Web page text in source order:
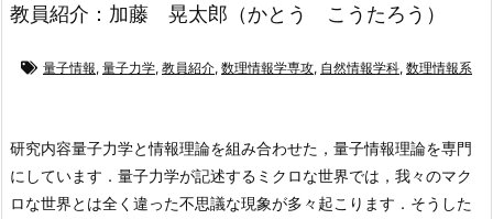
教員紹介：加藤 晃太郎（かとう こうたろう）
量子情報, 量子力学, 教員紹介, 数理情報学専攻, 自然情報学科, 数理情報系
研究内容量子力学と情報理論を組み合わせた，量子情報理論を専門
にしています．量子力学が記述するミクロな世界では，我々のマク
ロな世界とは全く違った不思議な現象が多々起こります．そうした